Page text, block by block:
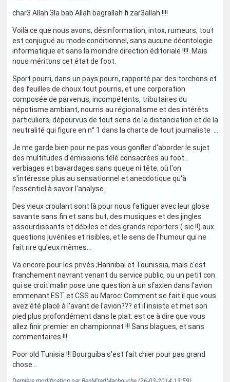
char3 Allah 3la bab Allah bagrallah fi zar3allah !!!!
Voilà ce que nous avons, désinformation, intox, rumeurs, tout
est conjugué au mode conditionnel, sans aucune déontologie
informatique et sans la moindre direction éditoriale !!!!. Mais
nous méritons cet état de foot.
Sport pourri, dans un pays pourri, rapporté par des torchons et
des feuilles de choux tout pourris, et une corporation
composée de parvenus, incompétents, tributaires du
népotisme ambiant, nourris au régionalisme et des intérêts
particuliers, dépourvus de tout sens de la distanciation et de la
neutralité qui figure en n° 1 dans la charte de tout journaliste ...
Je me garde bien pour ne pas vous gonfler d'aborder le sujet
des multitudes d'émissions télé consacrées au foot...
verbiages et bavardages sans queue ni tête, où l'on
s'intéresse plus au sensationnel et anecdotique qu'à
l'essentiel à savoir l'analyse.
Des vieux croulant sont là pour nous fatiguer avec leur glose
savante sans fin et sans but, des musiques et des jingles
assourdissants et débiles et des grands reporters ( sic !!) aux
questions juvéniles et risibles, et le sens de l'humour qui ne
fait rire qu'eux mêmes...
Va encore pour les privés ;Hannibal et Tounissia, mais c'est
franchement navrant venant du service public, ou un petit con
qui se croit malin pose une question à un sfaxien dans l'avion
emmenant EST et CSS au Maroc: Comment se fait il que vous
avez été placé à l'avant de l'avion??? et il insiste et met son
pied plus profondément dans le plat: est ce à dire que vous
allez finir premier en championnat !!! Sans blagues, et sans
commentaires !!!
Poor old Tunisia !!! Bourguiba s'est fait chier pour pas grand
chose...